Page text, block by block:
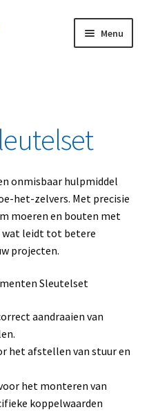
Menu
onmisbaar hulpmiddel
het-zelvers. Met precisie
moeren en bouten met
wat leidt tot betere
projecten.
Sleutelset
aandraaien van
het afstellen van stuur en
het monteren van
koppelwaarden